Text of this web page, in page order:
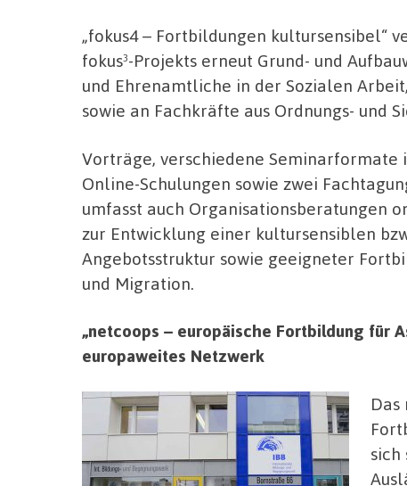
„fokus4 – Fortbildungen kultursensibel“
fokus³-Projekts erneut Grund- und
und Ehrenamtliche in der Sozialen
sowie an Fachkräfte aus Ordnungs- und
Vorträge, verschiedene Seminarformate
Online-Schulungen sowie zwei
umfasst auch Organisationsberatungen
zur Entwicklung einer kultursensiblen
Angebotsstruktur sowie geeigneter
und Migration.
„netcoops – europäische Fortbildung für
europaweites Netzwerk
Das
sich